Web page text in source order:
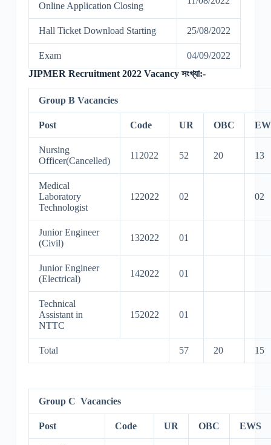
Online Application Closing
Hall Ticket Download Starting 25/08/2022
Exam
04/09/2022
JIPMER Recruitment 2022 Vacancy সংখ্যা:-
Group B Vacancies
Post Code UR OBC
Nursing
Officer(Cancelled)
112022 52 20 13
Medical
Laboratory
Technologist
122022 02 02
Junior Engineer
(Civil)
132022 01
Junior Engineer
(Electrical)
142022 01
Technical
Assistant in
NTTC
152022 01
Total 57 20 15
Group C Vacancies
Post Code UR OBC EWS